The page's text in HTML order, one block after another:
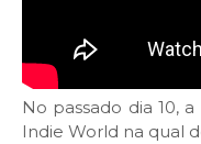
No passado dia 10,
Indie World na qual